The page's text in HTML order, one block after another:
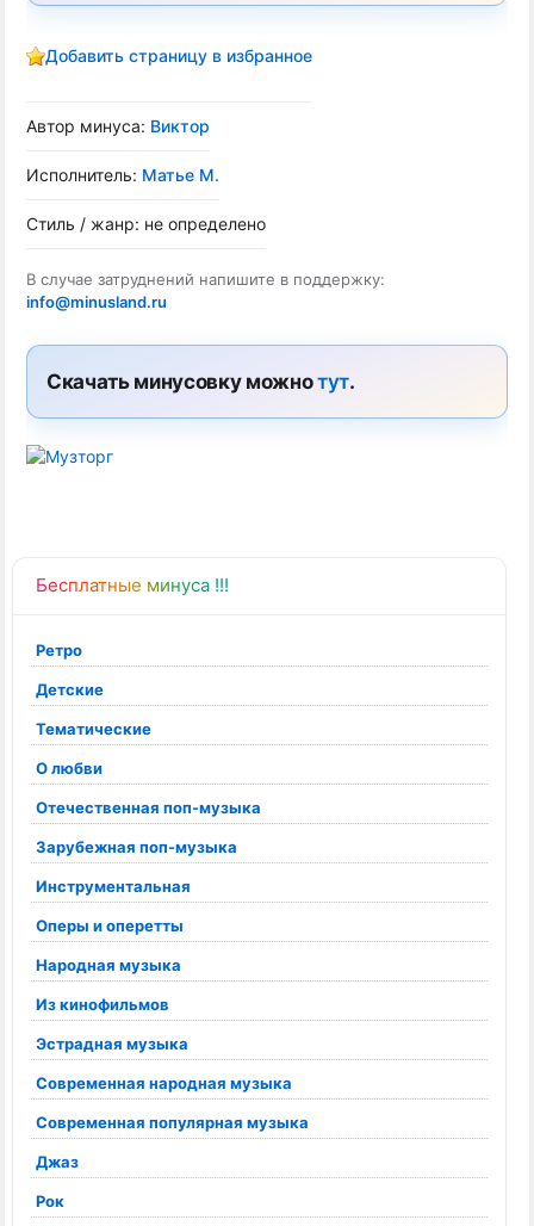
Бесплатные минуса !!!
Ретро
Детские
Тематические
О любви
Отечественная поп-музыка
Зарубежная поп-музыка
Инструментальная
Оперы и оперетты
Народная музыка
Из кинофильмов
Эстрадная музыка
Современная народная музыка
Современная популярная музыка
Джаз
Рок
Добавить страницу в избранное
Автор минуса: Виктор
Исполнитель: Матье М.
Стиль / жанр: не определено
В случае затруднений напишите в поддержку:
info@minusland.ru
Скачать минусовку можнотут.